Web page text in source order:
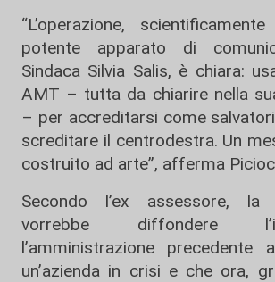
“L’operazione,
potente apparato di
Sindaca Silvia Salis, è chiara:
AMT – tutta da chiarire nella
– per accreditarsi come
screditare il centrodestra. Un
costruito ad arte”, afferma
Secondo l’ex assessore, la
vorrebbe diffondere
l’amministrazione precedente
un’azienda in crisi e che ora,